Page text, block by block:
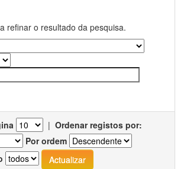
refinar o resultado da pesquisa.
| Ordenar registos por:
Por ordem